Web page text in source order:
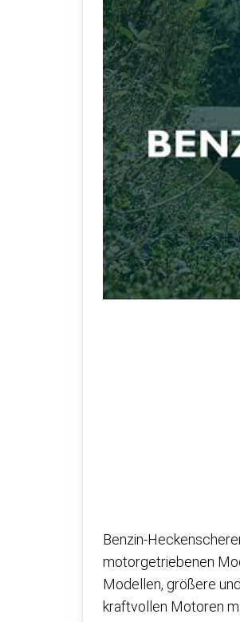
Benzin-
motorgetriebenen
Modellen, größere
kraftvollen Motoren